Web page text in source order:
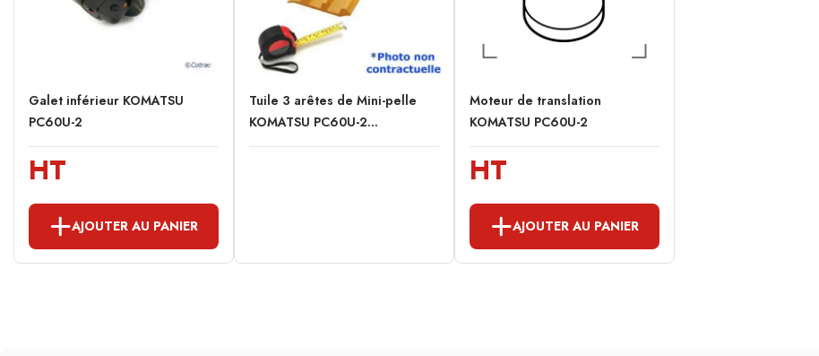
Galet inférieur KOMATSU
PC60U-2
HT
AJOUTER AU PANIER
Tuile 3 arêtes de Mini-pelle
KOMATSU PC60U-2...
Moteur de translation
KOMATSU PC60U-2
HT
AJOUTER AU PANIER